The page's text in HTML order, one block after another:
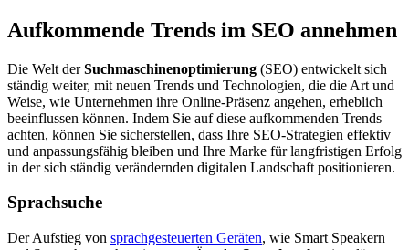
Aufkommende Trends im SEO annehmen
Die Welt derSuchmaschinenoptimierung (SEO) entwickelt sich
ständig weiter, mit neuen Trends und Technologien, die die Art und
Weise, wie Unternehmen ihre Online-Präsenz angehen, erheblich
beeinflussen können. Indem Sie auf diese aufkommenden Trends
achten, können Sie sicherstellen, dass Ihre SEO-Strategien effektiv
und anpassungsfähig bleiben und Ihre Marke für langfristigen Erfolg
in der sich ständig verändernden digitalen Landschaft positionieren.
Sprachsuche
Der Aufstieg von sprachgesteuerten Geräten, wie Smart Speakern